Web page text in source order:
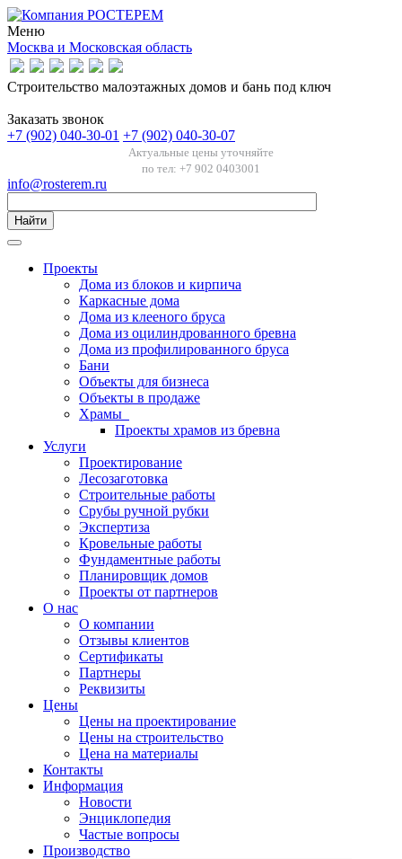
Меню
Москва и Московская область
Строительство малоэтажных домов и бань под ключ
Заказать звонок
+7 (902) 040-30-01 +7 (902) 040-30-07
Актуальные цены уточняйте
по тел: +7 902 0403001
info@rosterem.ru
Найти
Проекты
Дома из блоков и кирпича
Каркасные дома
Дома из клееного бруса
Дома из оцилиндрованного бревна
Дома из профилированного бруса
Бани
Объекты для бизнеса
Объекты в продаже
Храмы
Проекты храмов из бревна
Услуги
Проектирование
Лесозаготовка
Строительные работы
Срубы ручной рубки
Экспертиза
Кровельные работы
Фундаментные работы
Планировщик домов
Проекты от партнеров
О нас
О компании
Отзывы клиентов
Сертификаты
Партнеры
Реквизиты
Цены
Цены на проектирование
Цены на строительство
Цена на материалы
Контакты
Информация
Новости
Энциклопедия
Частые вопросы
Производство